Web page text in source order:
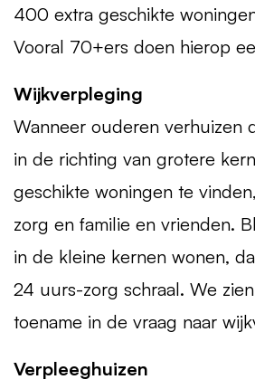
400 extra geschikte
Vooral 70+ers doen hierop
Wijkverpleging
Wanneer ouderen verhuizen
in de richting van grotere
geschikte woningen te
zorg en familie en vrienden.
in de kleine kernen wonen,
24 uurs-zorg schraal. We
toename in de vraag naar
Verpleeghuizen